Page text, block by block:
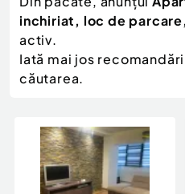
Mama si copilul
Moda si frumusete
Sport, timp liber, arta
Agro si Industrie
Animale de companie
Afaceri și echipamente
Inchiriere Bunuri si Vehicule
Autoutilitare
Ambarcatiuni
Camioane - Rulote -
Motociclete
Piese auto si accesorii
Dacia Duster
inchiriat, loc de
activ.
Iată mai jos
căutarea.